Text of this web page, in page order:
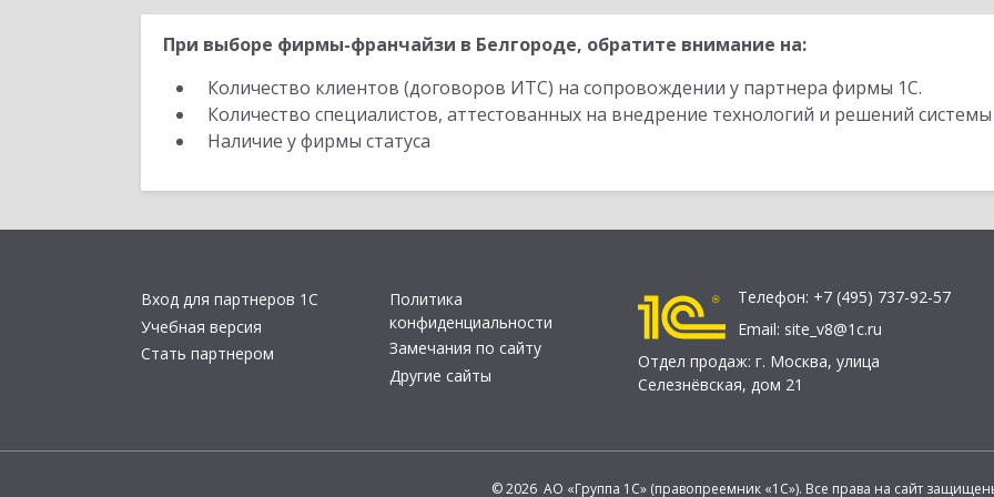
При выборе фирмы-франчайзи в Белгороде, обратите внимание на:
Количество клиентов (договоров ИТС) на сопровождении у партнера фирмы 1С.
Количество специалистов, аттестованных на внедрение технологий и решений
Наличие у фирмы статуса
Вход для партнеров 1С
Учебная версия
Стать партнером
Политика
конфиденциальности
Замечания по сайту
Другие сайты
Телефон: +7 (495) 737-92-57
Email: site_v8@1c.ru
Отдел продаж: г. Москва, улица
Селезнёвская, дом 21
© 2026 АО «Группа 1С» (правопреемник «1С»). Все права на сайт